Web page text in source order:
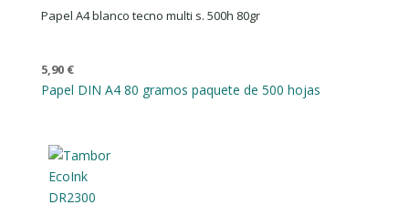
Papel A4 blanco tecno multi s. 500h 80gr
5,90 €
Papel DIN A4 80 gramos paquete de 500 hojas